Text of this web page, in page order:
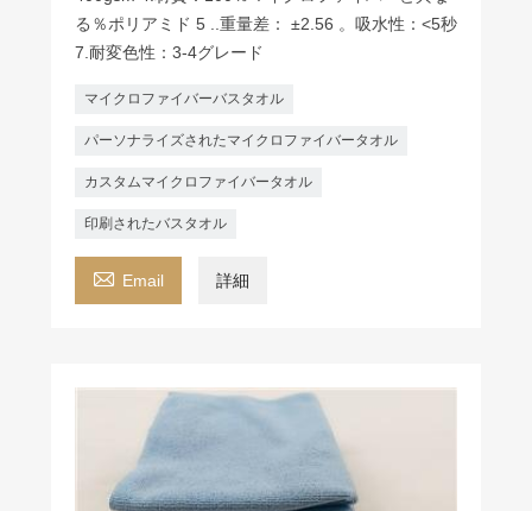
る％ポリアミド 5 ..重量差： ±2.56 。吸水性：<5秒
7.耐変色性：3-4グレード
マイクロファイバーバスタオル
パーソナライズされたマイクロファイバータオル
カスタムマイクロファイバータオル
印刷されたバスタオル
 Email 詳細